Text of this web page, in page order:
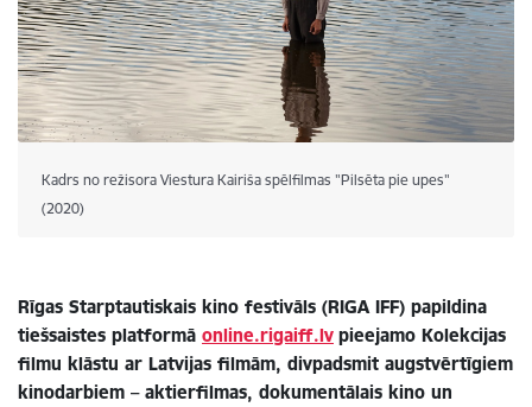
Kadrs no režisora Viestura Kairiša spēlfilmas "Pilsēta pie upes"
(2020)
Rīgas Starptautiskais kino festivāls (RIGA IFF) papildina
tiešsaistes platformā online.rigaiff.lv pieejamo Kolekcijas
filmu klāstu ar Latvijas filmām, divpadsmit augstvērtīgiem
kinodarbiem – aktierfilmas, dokumentālais kino un